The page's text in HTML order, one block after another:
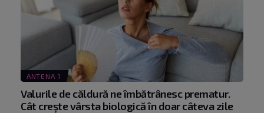
ANTENA 1
Valurile de căldură ne îmbătrânesc prematur.
Cât crește vârsta biologică în doar câteva zile